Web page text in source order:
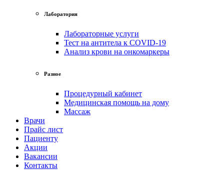
Лаборатория
Лабораторные услуги
Тест на антитела к COVID-19
Анализ крови на онкомаркеры
Разное
Процедурный кабинет
Медицинская помощь на дому
Массаж
Врачи
Прайс лист
Пациенту
Акции
Вакансии
Контакты